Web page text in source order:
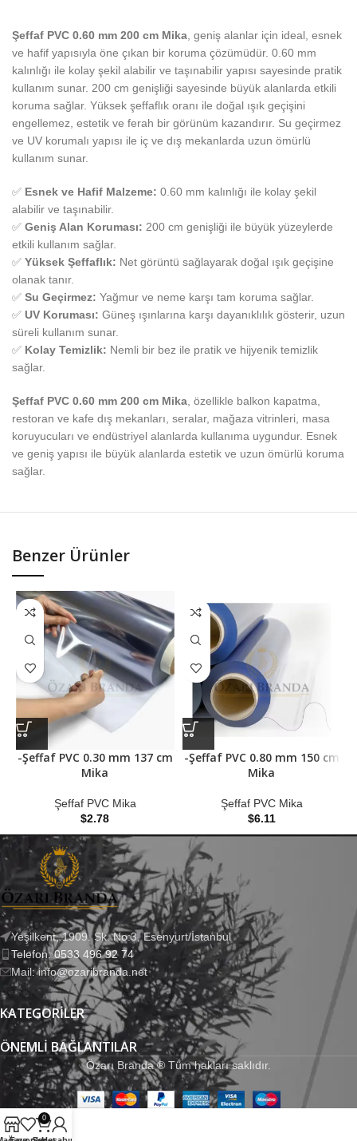
Şeffaf PVC 0.60 mm 200 cm Mika , geniş alanlar için ideal, esnek
ve hafif yapısıyla öne çıkan bir koruma çözümüdür. 0.60 mm
kalınlığı ile kolay şekil alabilir ve taşınabilir yapısı sayesinde pratik
kullanım sunar. 200 cm genişliği sayesinde büyük alanlarda etkili
koruma sağlar. Yüksek şeffaflık oranı ile doğal ışık geçişini
engellemez, estetik ve ferah bir görünüm kazandırır. Su geçirmez
ve UV korumalı yapısı ile iç ve dış mekanlarda uzun ömürlü
kullanım sunar.
✅ Esnek ve Hafif Malzeme: 0.60 mm kalınlığı ile kolay şekil
alabilir ve taşınabilir.
✅ Geniş Alan Koruması: 200 cm genişliği ile büyük yüzeylerde
etkili kullanım sağlar.
✅ Yüksek Şeffaflık: Net görüntü sağlayarak doğal ışık geçişine
olanak tanır.
✅ Su Geçirmez: Yağmur ve neme karşı tam koruma sağlar.
✅ UV Koruması: Güneş ışınlarına karşı dayanıklılık gösterir, uzun
süreli kullanım sunar.
✅ Kolay Temizlik: Nemli bir bez ile pratik ve hijyenik temizlik
sağlar.
Şeffaf PVC 0.60 mm 200 cm Mika , özellikle balkon kapatma,
restoran ve kafe dış mekanları, seralar, mağaza vitrinleri, masa
koruyucuları ve endüstriyel alanlarda kullanıma uygundur. Esnek
ve geniş yapısı ile büyük alanlarda estetik ve uzun ömürlü koruma
sağlar.
Benzer Ürünler
-Şeffaf PVC 0.30 mm 137 cm
Mika
Şeffaf PVC Mika
$2.78
-Şeffaf PVC 0.80 mm 150 cm
Mika
Şeffaf PVC Mika
$6.11
Yeşilkent, 1909. Sk. No:3, Esenyurt/İstanbul
Telefon: 0533 496 92 74
Mail: info@ozaribranda.net
KATEGORILER
ÖNEMLI BAĞLANTILAR
Özarı Branda ® Tüm hakları saklıdır.
0